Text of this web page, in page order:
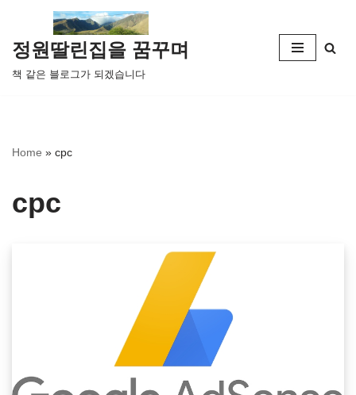
콘
텐
츠
뛰
정원딸린집을 꿈꾸며
책 같은 블로그가 되겠습니다
Home » cpc
cpc